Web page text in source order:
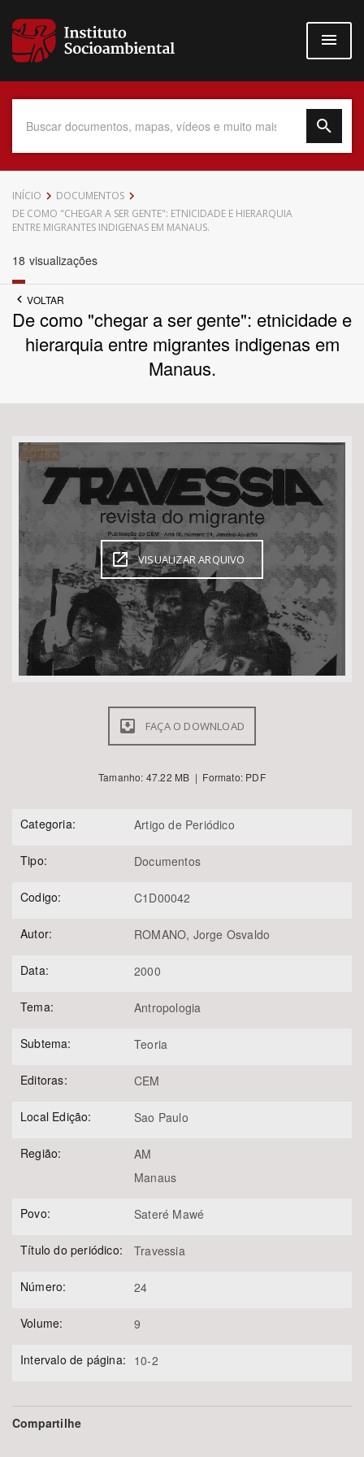
para
conteúdo
Data do Documento
Povo Indígena
Bioma / Bacia
Tema
Subtema
Área de Levantamento
Área Protegida
BUSCAR
INÍCIO
DOCUMENTOS
DE COMO "CHEGAR A SER GENTE": ETNICIDADE E HIERARQUIA
ENTRE MIGRANTES INDIGENAS EM MANAUS.
18 visualizações
VOLTAR
De como "chegar a ser gente": etnicidade e
hierarquia entre migrantes indigenas em
Manaus.
VISUALIZAR ARQUIVO
FAÇA O DOWNLOAD
Tamanho: 47.22 MB | Formato: PDF
Categoria: Artigo de Periódico
Tipo: Documentos
Codigo: C1D00042
Autor: ROMANO, Jorge Osvaldo
Data: 2000
Tema: Antropologia
Subtema: Teoria
Editoras: CEM
Local Edição: Sao Paulo
Região:
AM
Manaus
Povo: Sateré Mawé
Título do periódico: Travessia
Número: 24
Volume: 9
Intervalo de página: 10-2
Compartilhe